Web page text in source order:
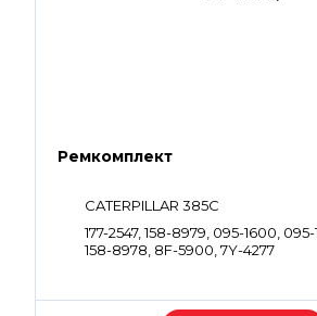
Ремкомплект
CATERPILLAR 385C
177-2547, 158-8979, 095-1600, 095-
158-8978, 8F-5900, 7Y-4277